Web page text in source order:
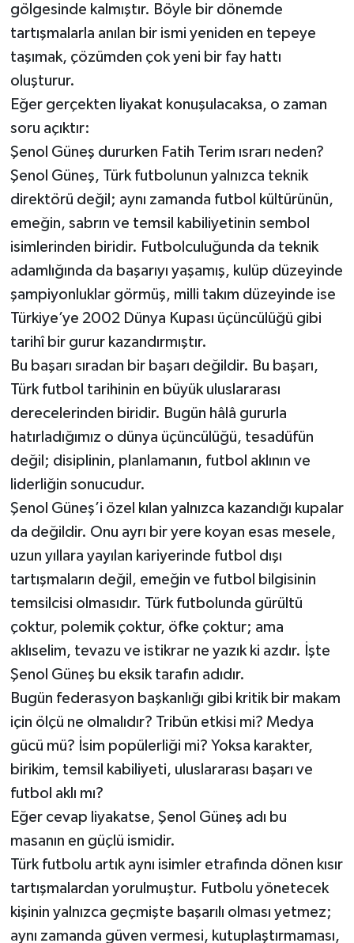
gölgesinde kalmıştır. Böyle bir dönemde
tartışmalarla anılan bir ismi yeniden en tepeye
taşımak, çözümden çok yeni bir fay hattı
oluşturur.
Eğer gerçekten liyakat konuşulacaksa, o zaman
soru açıktır:
Şenol Güneş dururken Fatih Terim ısrarı neden?
Şenol Güneş, Türk futbolunun yalnızca teknik
direktörü değil; aynı zamanda futbol kültürünün,
emeğin, sabrın ve temsil kabiliyetinin sembol
isimlerinden biridir. Futbolculuğunda da teknik
adamlığında da başarıyı yaşamış, kulüp düzeyinde
şampiyonluklar görmüş, milli takım düzeyinde ise
Türkiye’ye 2002 Dünya Kupası üçüncülüğü gibi
tarihî bir gurur kazandırmıştır.
Bu başarı sıradan bir başarı değildir. Bu başarı,
Türk futbol tarihinin en büyük uluslararası
derecelerinden biridir. Bugün hâlâ gururla
hatırladığımız o dünya üçüncülüğü, tesadüfün
değil; disiplinin, planlamanın, futbol aklının ve
liderliğin sonucudur.
Şenol Güneş’i özel kılan yalnızca kazandığı kupalar
da değildir. Onu ayrı bir yere koyan esas mesele,
uzun yıllara yayılan kariyerinde futbol dışı
tartışmaların değil, emeğin ve futbol bilgisinin
temsilcisi olmasıdır. Türk futbolunda gürültü
çoktur, polemik çoktur, öfke çoktur; ama
aklıselim, tevazu ve istikrar ne yazık ki azdır. İşte
Şenol Güneş bu eksik tarafın adıdır.
Bugün federasyon başkanlığı gibi kritik bir makam
için ölçü ne olmalıdır? Tribün etkisi mi? Medya
gücü mü? İsim popülerliği mi? Yoksa karakter,
birikim, temsil kabiliyeti, uluslararası başarı ve
futbol aklı mı?
Eğer cevap liyakatse, Şenol Güneş adı bu
masanın en güçlü ismidir.
Türk futbolu artık aynı isimler etrafında dönen kısır
tartışmalardan yorulmuştur. Futbolu yönetecek
kişinin yalnızca geçmişte başarılı olması yetmez;
aynı zamanda güven vermesi, kutuplaştırmaması,